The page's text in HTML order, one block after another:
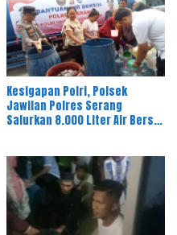
Kesigapan Polri, Polsek
Jawilan Polres Serang
Salurkan 8.000 Liter Air Bersih